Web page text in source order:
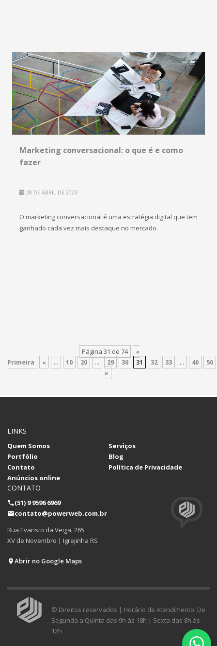
Marketing conversacional: o que é e como
fazer
28 DE ABRIL DE 2023
O marketing conversacional é uma estratégia digital que tem
ganhado cada vez mais destaque no mercado.
Página 31 de 74
«
Primeira
« ... 10 20 ... 29 30 31 32 33 ... 40
50
»
LINKS
Quem Somos
Serviços
Portfólio
Blog
Contato
Política de Privacidade
Anúncios online
CONTATO
(51) 9 9596 6969
contato@powerweb.com.br
Rua Evaristo da Veiga, 265
XV de Novembro | Igrejinha RS
Abrir no Google Maps
© Direitos reservados | Horário de Atendimento: De
Segunda a Quinta das 9h às 18h | Sexta das 8h às
12h